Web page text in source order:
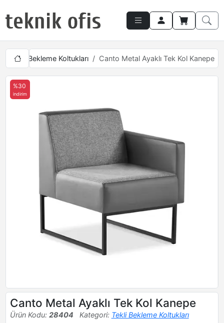
Tekli Bekleme Koltukları Canto Metal Ayaklı Tek Kol Kanepe
%30
indirim
Canto Metal Ayaklı Tek Kol Kanepe
Ürün Kodu: 28404 Kategori: Tekli Bekleme Koltukları